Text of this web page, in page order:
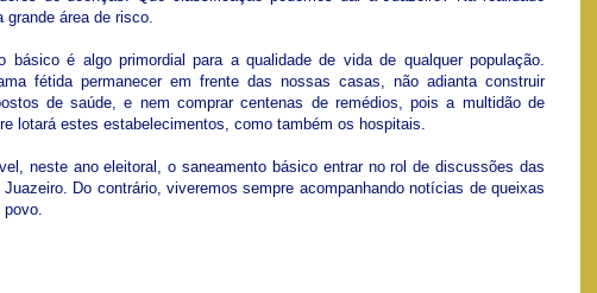
grande área de risco.
básico é algo primordial para a qualidade de vida de qualquer população.
fétida permanecer em frente das nossas casas, não adianta construir
de saúde, e nem comprar centenas de remédios, pois a multidão de
lotará estes estabelecimentos, como também os hospitais.
neste ano eleitoral, o saneamento básico entrar no rol de discussões das
Juazeiro. Do contrário, viveremos sempre acompanhando notícias de queixas
povo.